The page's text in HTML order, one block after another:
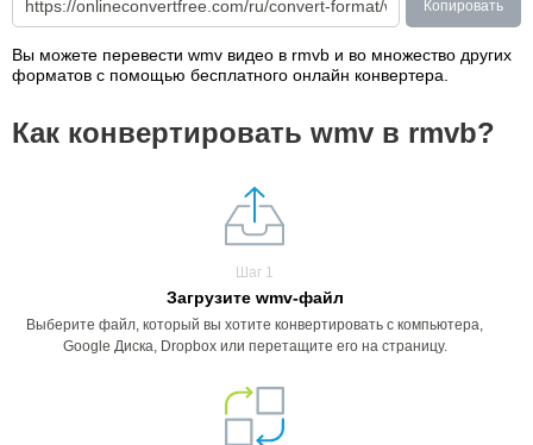
Копировать
Вы можете перевести wmv видео в rmvb и во множество других
форматов с помощью бесплатного онлайн конвертера.
Как конвертировать wmv в rmvb?
Шаг 1
Загрузите wmv-файл
Выберите файл, который вы хотите конвертировать с компьютера,
Google Диска, Dropbox или перетащите его на страницу.